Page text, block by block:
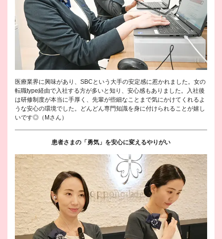
医療業界に興味があり、SBCという大手の安定感に惹かれました。女の
転職type経由で入社する方が多いと知り、安心感もありました。入社後
は研修制度が本当に手厚く、先輩が些細なことまで気にかけてくれるよ
うな安心の環境でした。どんどん専門知識を身に付けられることが嬉し
いです◎（Mさん）
患者さまの「勇気」を安心に変えるやりがい